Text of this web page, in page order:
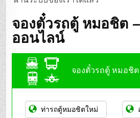
จองตั๋วรถตู้ หมอชิต
ออนไลน์
จองตั๋วรถตู้ หมอชิ